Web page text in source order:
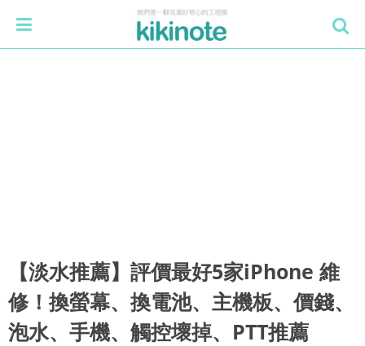
【淡水推薦】評價最好5家iPhone 維
修！換螢幕、換電池、主機板、價錢、
泡水、手機、觸控壞掉、PTT推薦